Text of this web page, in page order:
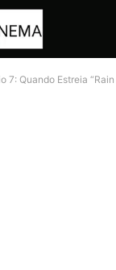
7: Quando Estreia